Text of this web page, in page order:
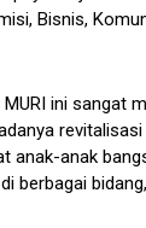
Bisnis,
MURI ini sangat
anak-anak
berbagai